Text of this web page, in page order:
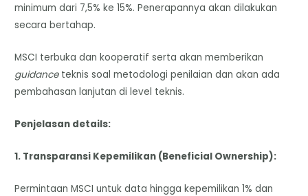
minimum dari 7,5% ke 15%. Penerapannya akan dilakukan
secara bertahap.
MSCI terbuka dan kooperatif serta akan memberikan
guidanceteknis soal metodologi penilaian dan akan ada
pembahasan lanjutan di level teknis.
Penjelasan details:
1. Transparansi Kepemilikan (Beneficial Ownership):
Permintaan MSCI untuk data hingga kepemilikan 1% dan